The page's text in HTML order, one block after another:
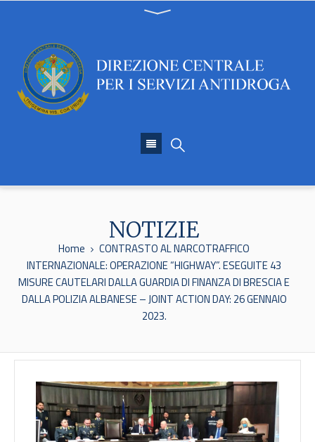
NOTIZIE
Home
CONTRASTO AL NARCOTRAFFICO
INTERNAZIONALE: OPERAZIONE “HIGHWAY”. ESEGUITE 43
MISURE CAUTELARI DALLA GUARDIA DI FINANZA DI BRESCIA E
DALLA POLIZIA ALBANESE – JOINT ACTION DAY: 26 GENNAIO
2023.